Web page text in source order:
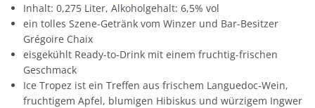
Inhalt: 0,275 Liter, Alkoholgehalt: 6,5% vol
ein tolles Szene-Getränk vom Winzer und Bar-Besitzer
Grégoire Chaix
eisgekühlt Ready-to-Drink mit einem fruchtig-frischen
Geschmack
Ice Tropez ist ein Treffen aus frischem Languedoc-Wein,
fruchtigem Apfel, blumigen Hibiskus und würzigem Ingwer